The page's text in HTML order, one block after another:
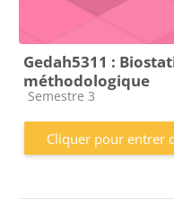
Gedah5311 :
méthodologique
Catégorie de cours
Semestre 3
Cliquer pour entrer